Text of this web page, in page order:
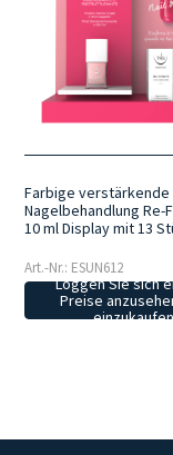
Farbige verstärkende
Nagelbehandlung Re-
10 ml Display mit 13
Art.-Nr.: ESUN612
Loggen Sie sich
Preise
einzukaufen